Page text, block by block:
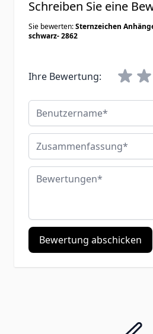
Schreiben Sie eine
Sie bewerten:Sternzeichen
schwarz- 2862
Ihre Bewertung:
Benutzername
Zusammenfassung
Bewertungen
Bewertung abschicken